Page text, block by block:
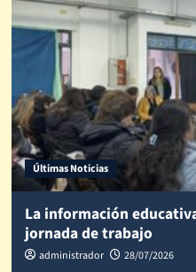
Últimas Noticias
La información
jornada de trabajo
administrador 28/07/2026